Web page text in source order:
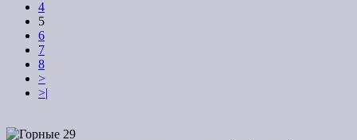
4
5
6
7
8
>
>|